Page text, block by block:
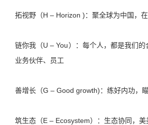
拓视野（H – Horizon )：聚全球为中国，
链你我（U – You）：每个人，都是我们
业务伙伴、员工
善增长（G – Good growth)：练好内功，
筑生态（E – Ecosystem）：生态协同，美